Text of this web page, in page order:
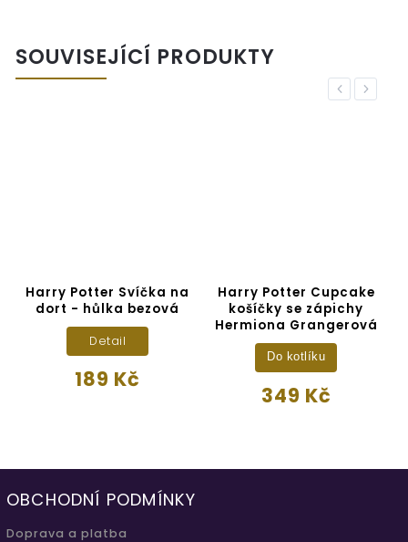
SOUVISEJÍCÍ PRODUKTY
Previous
Harry Potter Svíčka na
dort - hůlka bezová
189 Kč
Detail
Harry Potter Cupcake
košíčky se zápichy
Hermiona Grangerová
349 Kč
Do kotlíku
Next
OBCHODNÍ PODMÍNKY
Doprava a platba